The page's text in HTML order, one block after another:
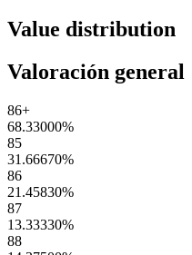
Value distribution
Valoración general
86+
68.33000%
85
31.66670%
86
21.45830%
87
13.33330%
88